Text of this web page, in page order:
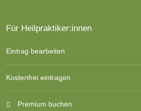
Für Heilpraktiker:innen
Eintrag bearbeiten
Kostenfrei eintragen
Premium buchen